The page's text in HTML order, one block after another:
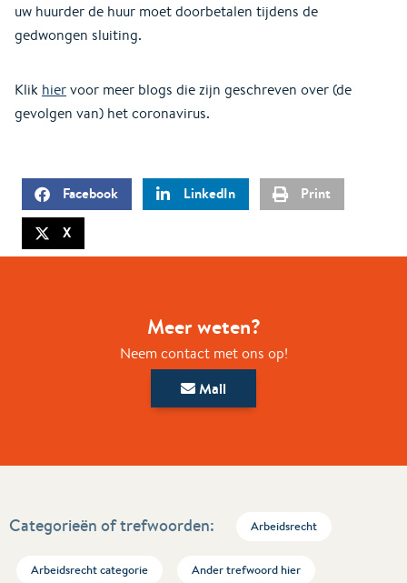
uw huurder de huur moet doorbetalen tijdens de
gedwongen sluiting.
Klik hiervoor meer blogs die zijn geschreven over (de
gevolgen van) het coronavirus.
Facebook LinkedIn Print
X
Meer weten?
Neem contact met ons op!
Mail
Categorieën of trefwoorden: Arbeidsrecht
Arbeidsrecht categorie Ander trefwoord hier